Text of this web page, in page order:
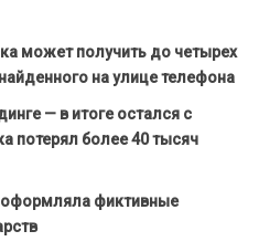
может получить до четырех
на улице телефона
— в итоге остался с
потерял более 40 тысяч
фиктивные